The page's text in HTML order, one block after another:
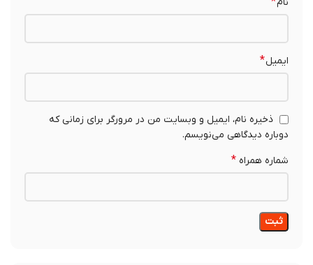
ایمیل*
ذخیره نام، ایمیل و وبسایت من در مرورگر برای زمانی که
دوباره دیدگاهی می‌نویسم.
شماره همراه*